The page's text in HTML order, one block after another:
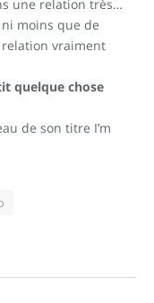
une relation très…
moins que de
vraiment
quelque chose
de son titre I’m